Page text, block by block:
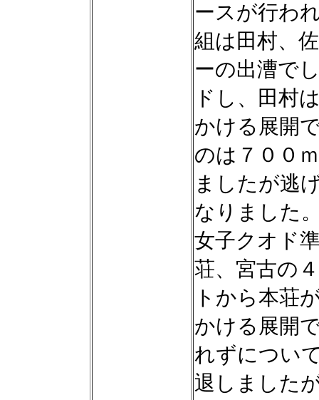
ースが行わ
組は田村、
ーの出漕で
ドし、田村
かける展開
のは７００
ましたが逃
なりました
女子クオド
荘、宮古の
トから本荘
かける展開
れずについ
退しました